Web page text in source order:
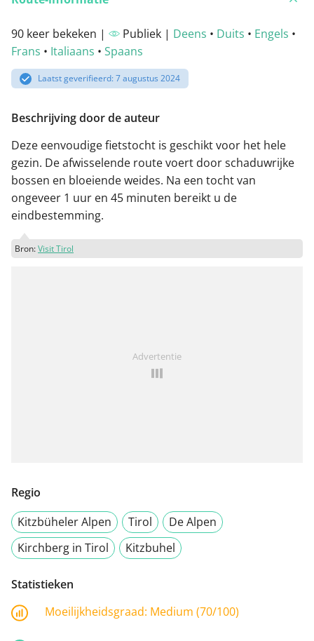
90 keer bekeken | Publiek | Deens • Duits • Engels •
Frans • Italiaans • Spaans
Laatst geverifieerd: 7 augustus 2024
Beschrijving door de auteur
Deze eenvoudige fietstocht is geschikt voor het hele
gezin. De afwisselende route voert door schaduwrijke
bossen en bloeiende weides. Na een tocht van
ongeveer 1 uur en 45 minuten bereikt u de
eindbestemming.
Bron:Visit Tirol
Advertentie
Regio
Kitzbüheler Alpen
Tirol
De Alpen
Kirchberg in Tirol
Kitzbuhel
Statistieken
Moeilijkheidsgraad: Medium (70/100)